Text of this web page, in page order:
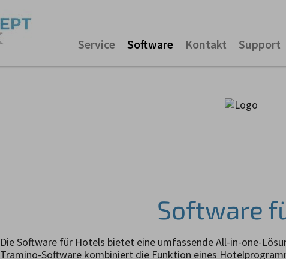
Service Software Kontakt Support
Software
Die Software für Hotels bietet eine umfassende All-in-one-
Tramino-Software kombiniert die Funktion eines